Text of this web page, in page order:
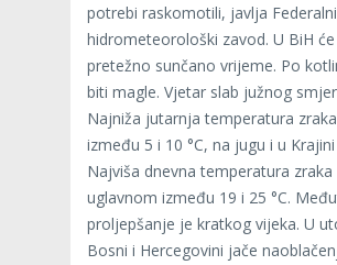
potrebi raskomotili, javlja Federalni
hidrometeorološki zavod. U BiH
pretežno sunčano vrijeme. Po
biti magle. Vjetar slab južnog
Najniža jutarnja temperatura
između 5 i 10 °C, na jugu i u Krajini
Najviša dnevna temperatura zraka
uglavnom između 19 i 25 °C.
proljepšanje je kratkog vijeka. U
Bosni i Hercegovini jače